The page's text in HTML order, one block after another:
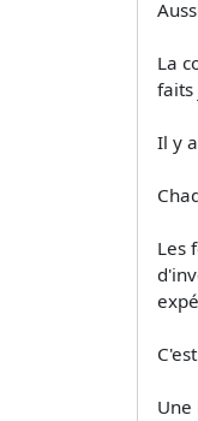
La
faits
Il y
Les
Une